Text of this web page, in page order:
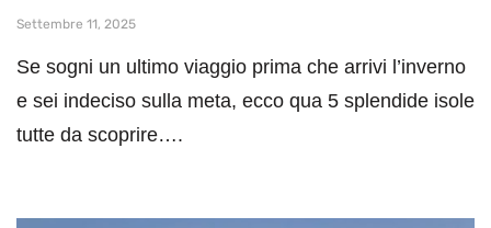
Settembre 11, 2025
Se sogni un ultimo viaggio prima che arrivi l’inverno
e sei indeciso sulla meta, ecco qua 5 splendide isole
tutte da scoprire….